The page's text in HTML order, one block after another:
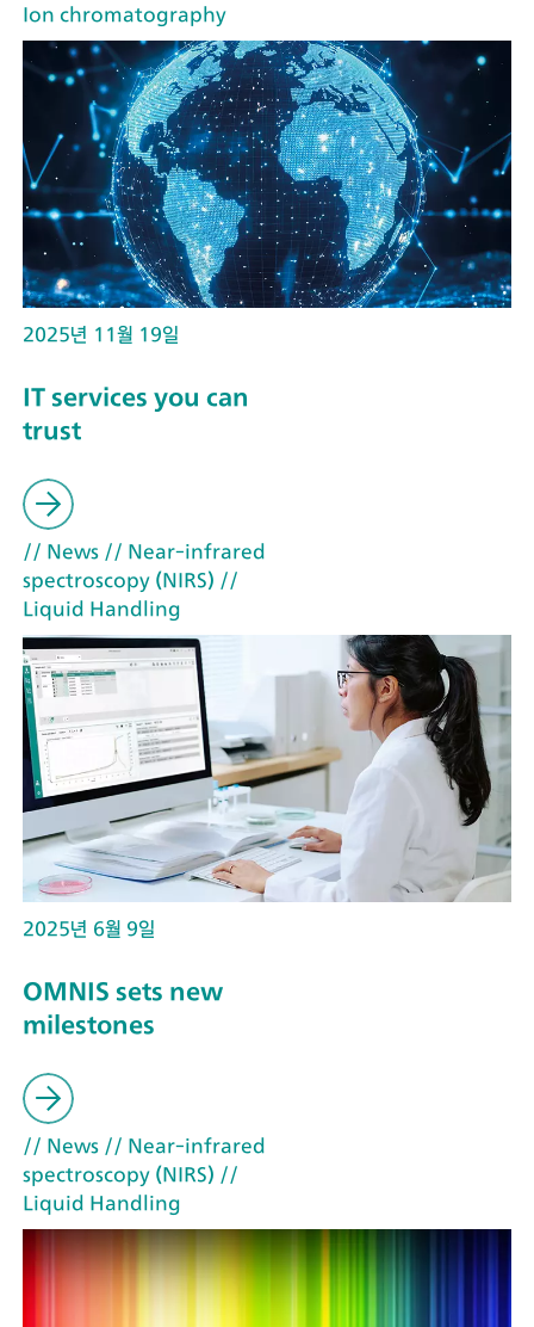
Ion chromatography
2025년 11월 19일
IT services you can
trust
// News // Near-infrared
spectroscopy (NIRS) //
Liquid Handling
2025년 6월 9일
OMNIS sets new
milestones
// News // Near-infrared
spectroscopy (NIRS) //
Liquid Handling